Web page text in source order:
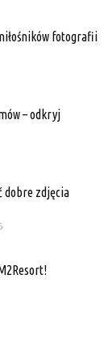
fotografii
– odkryj
dobre zdjęcia